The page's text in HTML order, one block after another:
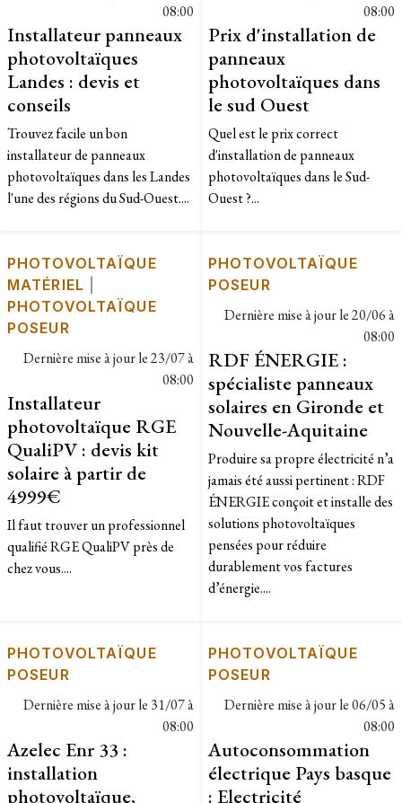
08:00
Installateur panneaux
photovoltaïques
Landes : devis et
conseils
Trouvez facile un bon
installateur de panneaux
photovoltaïques dans les Landes
l'une des régions du Sud-Ouest....
08:00
Prix d'installation de
panneaux
photovoltaïques dans
le sud Ouest
​Quel est le prix correct
d'installation de panneaux
photovoltaïques dans le Sud-
Ouest ?...
PHOTOVOLTAÏQUE
MATÉRIEL
PHOTOVOLTAÏQUE
POSEUR
Dernière mise à jour le23/07 à
08:00
Installateur
photovoltaïque RGE
QualiPV : devis kit
solaire à partir de
4999€
Il faut trouver un professionnel
qualifié RGE QualiPV près de
chez vous....
PHOTOVOLTAÏQUE
POSEUR
Dernière mise à jour le20/06 à
08:00
RDF ÉNERGIE :
spécialiste panneaux
solaires en Gironde et
Nouvelle-Aquitaine
Produire sa propre électricité n’a
jamais été aussi pertinent : RDF
ÉNERGIE conçoit et installe des
solutions photovoltaïques
pensées pour réduire
durablement vos factures
d’énergie....
PHOTOVOLTAÏQUE
POSEUR
Dernière mise à jour le 31/07 à
08:00
Azelec Enr 33 :
installation
photovoltaïque,
PHOTOVOLTAÏQUE
POSEUR
Dernière mise à jour le06/05 à
08:00
Autoconsommation
électrique Pays basque
: Electricité